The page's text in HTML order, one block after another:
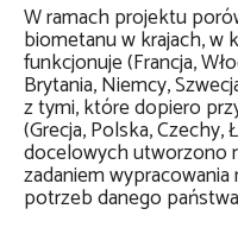
W ramach projektu
biometanu w krajach,
funkcjonuje (Francja,
Brytania, Niemcy,
z tymi, które dopiero
(Grecja, Polska, Czechy,
docelowych utworzono
zadaniem
potrzeb danego